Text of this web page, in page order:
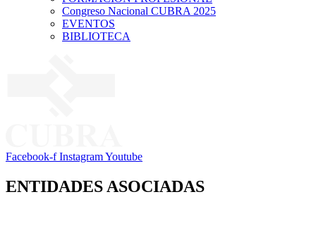
Congreso Nacional CUBRA 2025
EVENTOS
BIBLIOTECA
Facebook-f InstagramYoutube
ENTIDADES ASOCIADAS